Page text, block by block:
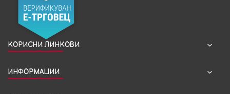
КОРИСНИ ЛИНКОВИ
ИНФОРМАЦИИ